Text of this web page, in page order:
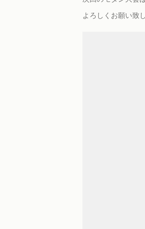
よろしくお願い致